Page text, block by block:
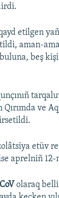
etilgen
aman-
beş
ve
etüv
aprelniñ 12-
olaraq belli